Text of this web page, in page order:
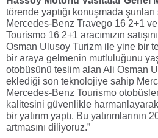
törende yaptığı konuşmada şunları
Mercedes-Benz Travego 16 2+1
Tourismo 16 2+1 aracımızın
Osman Ulusoy Turizm ile yine bir
bir araya gelmenin mutluluğunu
otobüsünü teslim alan Ali Osman
eklediği son teknolojiye sahip
Mercedes-Benz Tourismo
kalitesini güvenlikle
bir yatırım yaptı. Bu yatırımlarının
artmasını diliyoruz.”